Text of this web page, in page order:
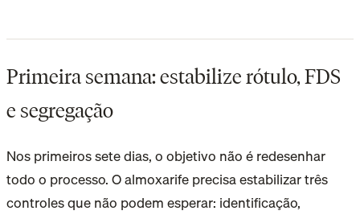
Primeira semana: estabilize rótulo, FDS
e segregação
Nos primeiros sete dias, o objetivo não é redesenhar
todo o processo. O almoxarife precisa estabilizar três
controles que não podem esperar: identificação,